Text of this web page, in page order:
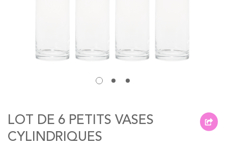
the
beginning
of
LOT DE 6 PETITS VASES
CYLINDRIQUES